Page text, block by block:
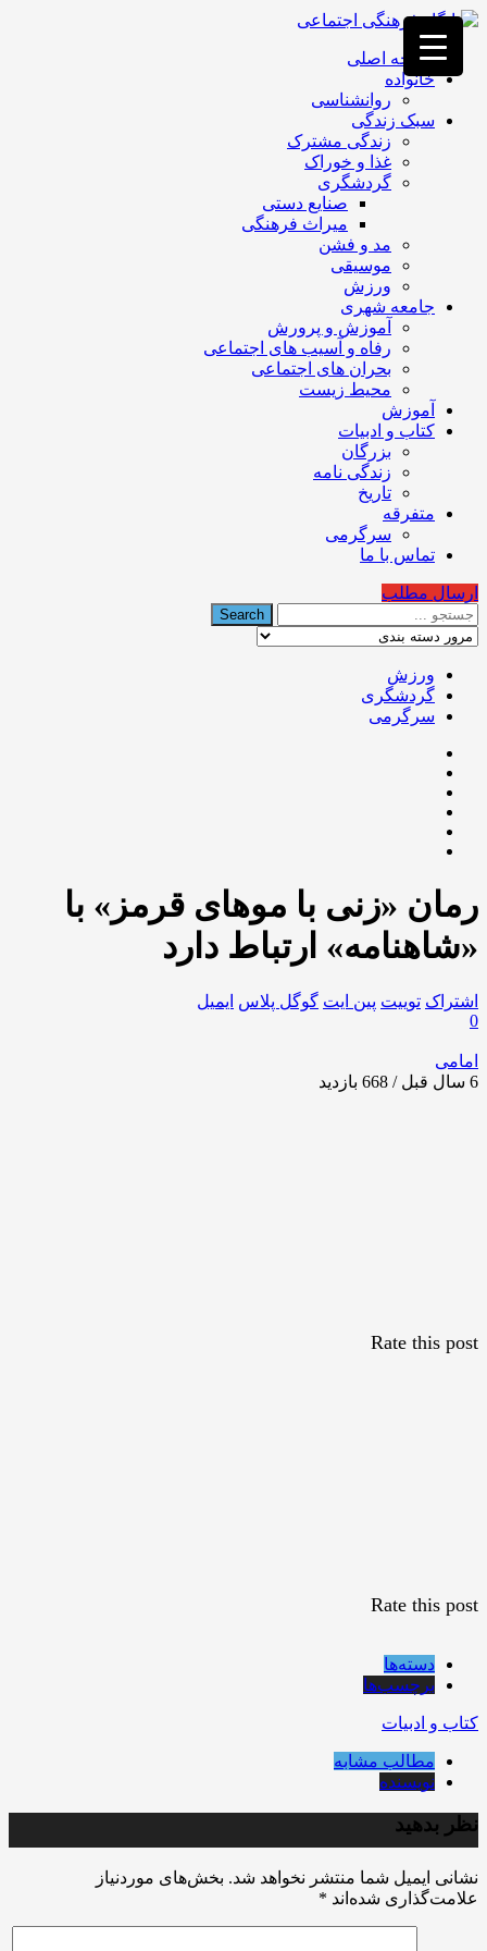
فصد
خون
غرب
تهران
خشکشویی
تصفیه
تهران
صفحه اصلی
خانواده
روانشناسی
سبک زندگی
زندگی مشترک
غذا و خوراک
گردشگری
صنایع دستی
میراث فرهنگی
مد و فشن
موسیقی
ورزش
جامعه شهری
آموزش و پرورش
رفاه و آسیب های اجتماعی
بحران های اجتماعی
محیط زیست
آموزش
کتاب و ادبیات
بزرگان
زندگی نامه
تاریخ
متفرقه
سرگرمی
تماس با ما
ارسال مطلب
ورزش
گردشگری
سرگرمی
رمان «زنی با موهای قرمز» با
«شاهنامه» ارتباط دارد
اشتراک توییت پین ایت گوگل‌ پلاس ایمیل
0
امامی
6 سال قبل / 668
بازدید
Rate this post
Rate this post
دسته‌ها
برچسب‌ها
کتاب و ادبیات
مطالب مشابه
نویسنده
نظر بدهید
نشانی ایمیل شما منتشر نخواهد شد. بخش‌های موردنیاز
علامت‌گذاری شده‌اند *